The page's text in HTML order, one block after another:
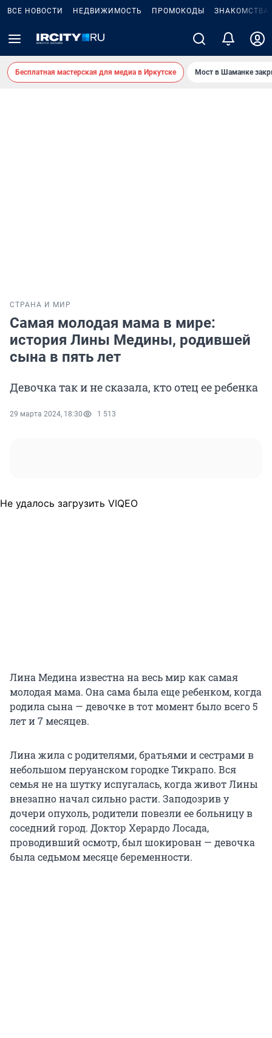
ВСЕ НОВОСТИ НЕДВИЖИМОСТЬ ПРОМОКОДЫ ЗНАКОМСТВА
Бесплатная мастерская для медиа в Иркутске Мост в Шаманке
СТРАНА И МИР
Самая молодая мама в мире:
история Лины Медины, родившей
сына в пять лет
Девочка так и не сказала, кто отец ее ребенка
29 марта 2024, 18:30 1 513
Не удалось загрузить VIQEO
Лина Медина известна на весь мир как самая
молодая мама. Она сама была еще ребенком, когда
родила сына — девочке в тот момент было всего 5
лет и 7 месяцев.
Лина жила с родителями, братьями и сестрами в
небольшом перуанском городке Тикрапо. Вся
семья не на шутку испугалась, когда живот Лины
внезапно начал сильно расти. Заподозрив у
дочери опухоль, родители повезли ее больницу в
соседний город. Доктор Херардо Лосада,
проводивший осмотр, был шокирован — девочка
была седьмом месяце беременности.